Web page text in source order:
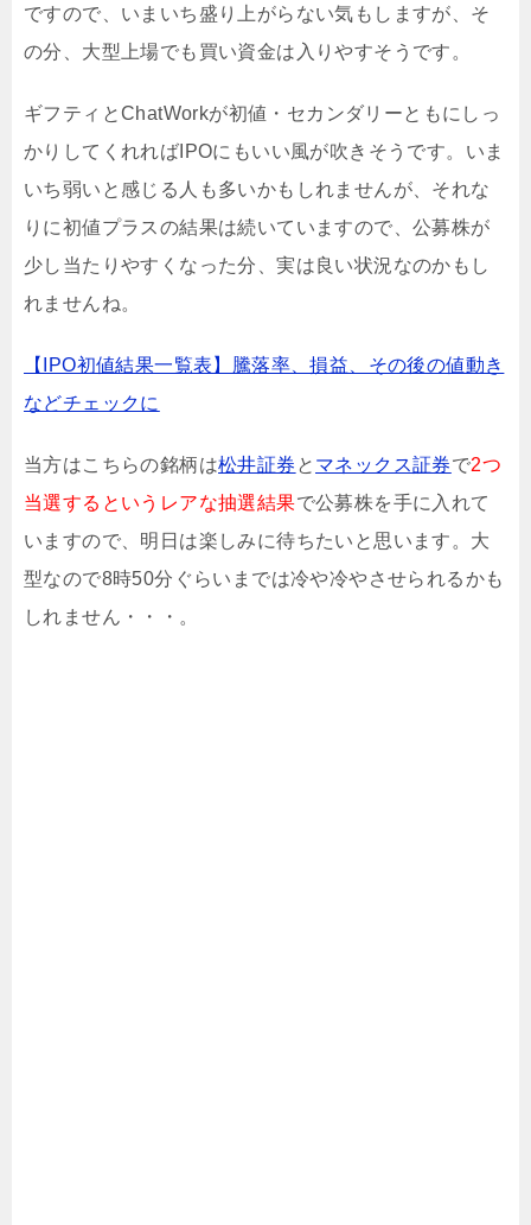
ですので、いまいち盛り上がらない気もしますが、そ
の分、大型上場でも買い資金は入りやすそうです。
ギフティとChatWorkが初値・セカンダリーともにしっ
かりしてくれればIPOにもいい風が吹きそうです。いま
いち弱いと感じる人も多いかもしれませんが、それな
りに初値プラスの結果は続いていますので、公募株が
少し当たりやすくなった分、実は良い状況なのかもし
れませんね。
【IPO初値結果一覧表】騰落率、損益、その後の値動き
などチェックに
当方はこちらの銘柄は松井証券 と マネックス証券で2つ
当選するというレアな抽選結果で公募株を手に入れて
いますので、明日は楽しみに待ちたいと思います。大
型なので8時50分ぐらいまでは冷や冷やさせられるかも
しれません・・・。